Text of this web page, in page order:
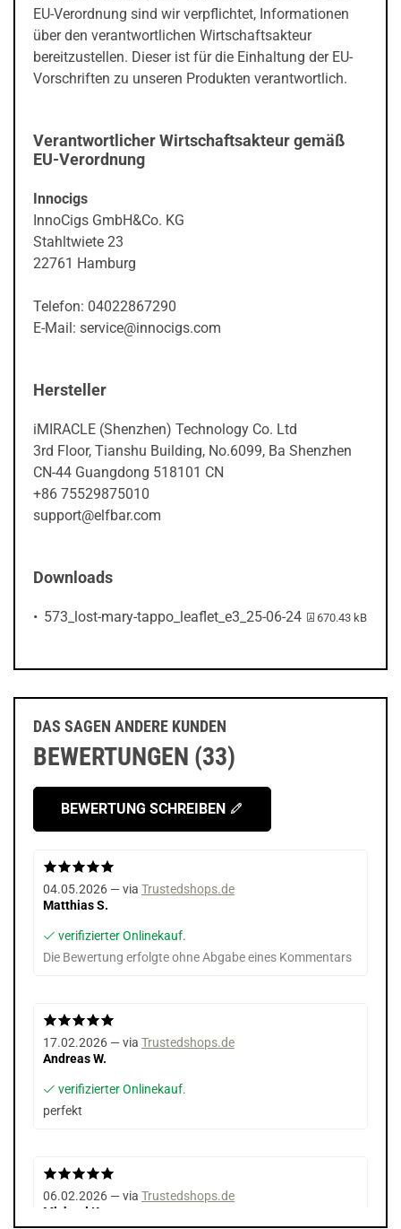
EU-Verordnung sind wir verpflichtet, Informationen
über den verantwortlichen Wirtschaftsakteur
bereitzustellen. Dieser ist für die Einhaltung der EU-
Vorschriften zu unseren Produkten verantwortlich.
Verantwortlicher Wirtschaftsakteur gemäß
EU-Verordnung
Innocigs
InnoCigs GmbH&Co. KG
Stahltwiete 23
22761 Hamburg
Telefon: 04022867290
E-Mail: service@innocigs.com
Hersteller
iMIRACLE (Shenzhen) Technology Co. Ltd
3rd Floor, Tianshu Building, No.6099, Ba Shenzhen
CN-44 Guangdong 518101 CN
+86 75529875010
support@elfbar.com
Downloads
573_lost-mary-tappo_leaflet_e3_25-06-24 PDF-Datei:
670.43 kB
DAS SAGEN ANDERE KUNDEN
BEWERTUNGEN (33)
BEWERTUNG SCHREIBEN
04.05.2026 — via Trustedshops.de
Matthias S.
verifizierter Onlinekauf.
Die Bewertung erfolgte ohne Abgabe eines Kommentars
17.02.2026 — via Trustedshops.de
Andreas W.
verifizierter Onlinekauf.
perfekt
06.02.2026 — via Trustedshops.de
Michael K.